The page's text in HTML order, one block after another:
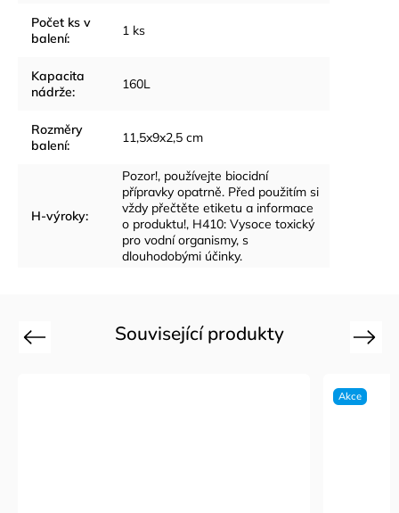
Počet ks v
balení: 1 ks
Kapacita
nádrže: 160L
Rozměry
balení: 11,5x9x2,5 cm
H-výroky:
Pozor!, používejte biocidní
přípravky opatrně. Před použitím si
vždy přečtěte etiketu a informace
o produktu!, H410: Vysoce toxický
pro vodní organismy, s
dlouhodobými účinky.
Související produkty
Previous
Akce
Next